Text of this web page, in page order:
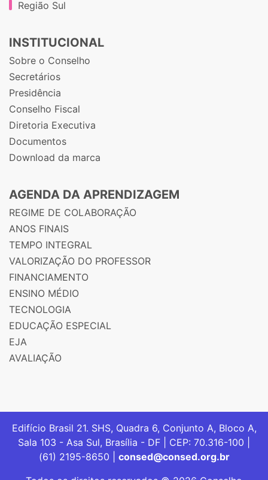
Região Sul
INSTITUCIONAL
Sobre o Conselho
Secretários
Presidência
Conselho Fiscal
Diretoria Executiva
Documentos
Download da marca
AGENDA DA APRENDIZAGEM
REGIME DE COLABORAÇÃO
ANOS FINAIS
TEMPO INTEGRAL
VALORIZAÇÃO DO PROFESSOR
FINANCIAMENTO
ENSINO MÉDIO
TECNOLOGIA
EDUCAÇÃO ESPECIAL
EJA
AVALIAÇÃO
Edifício Brasil 21. SHS, Quadra 6, Conjunto A, Bloco A,
Sala 103 - Asa Sul, Brasília - DF | CEP: 70.316-100 |
(61) 2195-8650 | consed@consed.org.br